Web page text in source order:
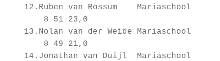
12.Ruben van Rossum Mariaschool
8 51 23,0
13.Nolan van der Weide Mariaschool
8 49 21,0
14.Jonathan van Duijl Mariaschool